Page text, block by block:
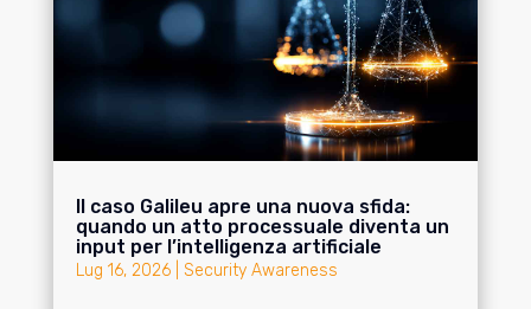
Il caso Galileu apre una nuova sfida:
quando un atto processuale diventa un
input per l’intelligenza artificiale
Lug 16, 2026| Security Awareness